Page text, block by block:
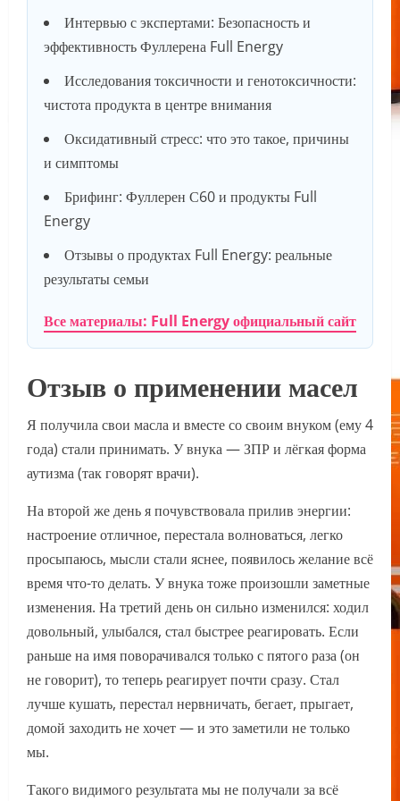
Интервью с экспертами: Безопасность и
эффективность Фуллерена Full Energy
Исследования токсичности и генотоксичности:
чистота продукта в центре внимания
Оксидативный стресс: что это такое, причины
и симптомы
Брифинг: Фуллерен С60 и продукты Full
Energy
Отзывы о продуктах Full Energy: реальные
результаты семьи
Все материалы: Full Energy официальный сайт
Отзыв о применении масел
Я получила свои масла и вместе со своим внуком (ему 4
года) стали принимать. У внука — ЗПР и лёгкая форма
аутизма (так говорят врачи).
На второй же день я почувствовала прилив энергии:
настроение отличное, перестала волноваться, легко
просыпаюсь, мысли стали яснее, появилось желание всё
время что-то делать. У внука тоже произошли заметные
изменения. На третий день он сильно изменился: ходил
довольный, улыбался, стал быстрее реагировать. Если
раньше на имя поворачивался только с пятого раза (он
не говорит), то теперь реагирует почти сразу. Стал
лучше кушать, перестал нервничать, бегает, прыгает,
домой заходить не хочет — и это заметили не только
мы.
Такого видимого результата мы не получали за всё